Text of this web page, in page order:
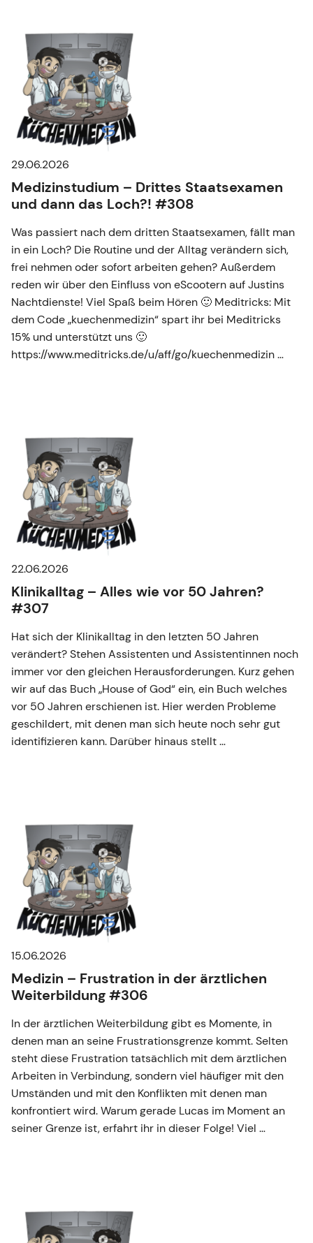
29.06.2026
Medizinstudium – Drittes Staatsexamen
und dann das Loch?! #308
Was passiert nach dem dritten Staatsexamen, fällt man
in ein Loch? Die Routine und der Alltag verändern sich,
frei nehmen oder sofort arbeiten gehen? Außerdem
reden wir über den Einfluss von eScootern auf Justins
Nachtdienste! Viel Spaß beim Hören 🙂 Meditricks: Mit
dem Code „kuechenmedizin“ spart ihr bei Meditricks
15% und unterstützt uns 🙂
https://www.meditricks.de/u/aff/go/kuechenmedizin …
22.06.2026
Klinikalltag – Alles wie vor 50 Jahren?
#307
Hat sich der Klinikalltag in den letzten 50 Jahren
verändert? Stehen Assistenten und Assistentinnen noch
immer vor den gleichen Herausforderungen. Kurz gehen
wir auf das Buch „House of God“ ein, ein Buch welches
vor 50 Jahren erschienen ist. Hier werden Probleme
geschildert, mit denen man sich heute noch sehr gut
identifizieren kann. Darüber hinaus stellt …
15.06.2026
Medizin – Frustration in der ärztlichen
Weiterbildung #306
In der ärztlichen Weiterbildung gibt es Momente, in
denen man an seine Frustrationsgrenze kommt. Selten
steht diese Frustration tatsächlich mit dem ärztlichen
Arbeiten in Verbindung, sondern viel häufiger mit den
Umständen und mit den Konflikten mit denen man
konfrontiert wird. Warum gerade Lucas im Moment an
seiner Grenze ist, erfahrt ihr in dieser Folge! Viel …